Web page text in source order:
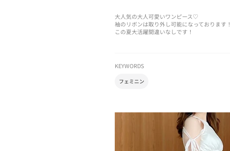
大人気の大人可愛いワンピース♡
袖のリボンは取り外し可能になっております！
この夏大活躍間違いなしです！
KEYWORDS
フェミニン